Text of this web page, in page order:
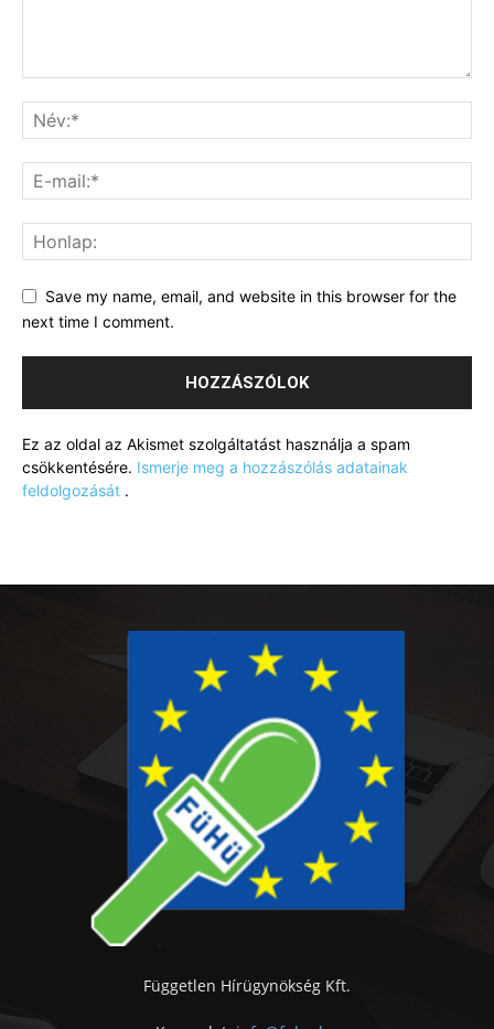
Save my name, email, and website in this browser for the
next time I comment.
Ez az oldal az Akismet szolgáltatást használja a spam
csökkentésére. Ismerje meg a hozzászólás adatainak
feldolgozását .
Független Hírügynökség Kft.